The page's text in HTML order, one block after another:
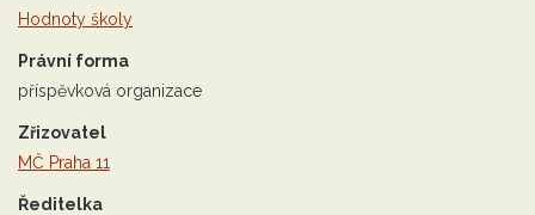
Hodnoty školy
Právní forma
příspěvková organizace
Zřizovatel
MČ Praha 11
Ředitelka